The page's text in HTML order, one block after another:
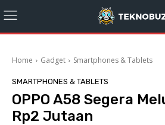
Home Gadget Smartphones & Tablets
SMARTPHONES & TABLETS
OPPO A58 Segera
Rp2 Jutaan